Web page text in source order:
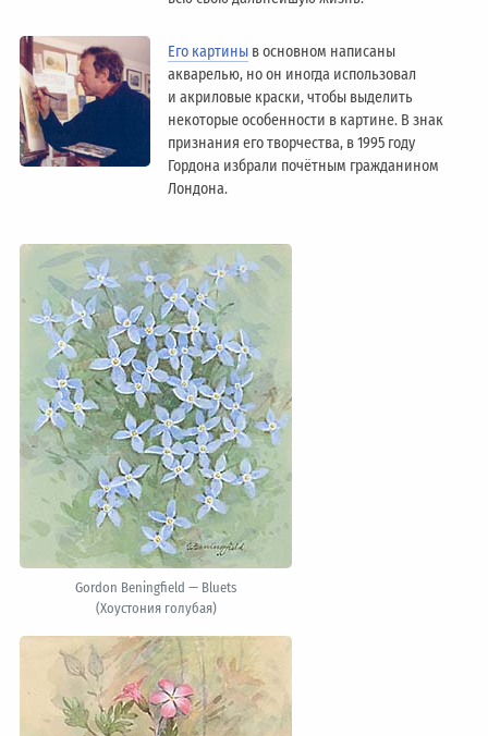
Его картины в основном написаны
акварелью, но он иногда использовал
и акриловые краски, чтобы выделить
некоторые особенности в картине. В знак
признания его творчества, в 1995 году
Гордона избрали почётным гражданином
Лондонa.
Gordon Beningfield — Bluets
(Хоустония голубая)